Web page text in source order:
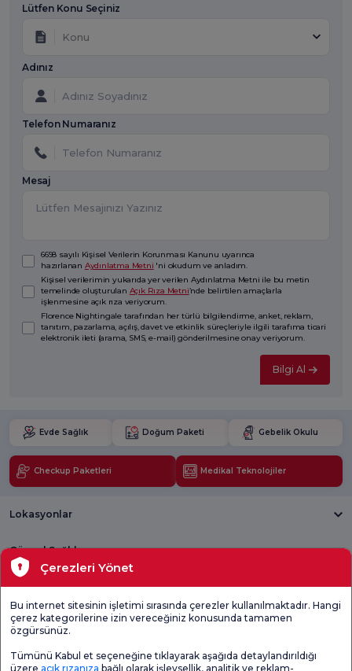
Lütfen Konu Seçiniz
Konu
Adınız
Telefon Numaranız
Mesaj
6698 sayılı Kişisel Verilerin Korunması Kanunu uyarınca
hazırlanan Aydınlatma Metni 'ni okudum ve anladım.
Kişisel verilerimin yukarıda yer verilen Aydınlatma Metni ile bu metin
temelinde oluşturulan Açık Rıza Metni’nde belirtilen amaçlarla
işlenmesine açık rıza veriyorum.
Florence Nightingale tarafından her türlü bilgilendirme, anket, reklam,
tanıtım, pazarlama, açılış, davet ve etkinlik süreçleriyle ilgili tarafıma ticari
elektronik ileti (arama, SMS, e-mail) gönderilmesine onay veriyorum.
Bilgi Al
Evde Sağlık Doğum Paketi Gebelik Okulu
Checkup Paketleri Medikal Teknolojiler
Lokasyonlar
Güncel Sağlık
Tıbbi Birimler
Genel
Çerezleri Yönet
Bu internet sitesinin işletimi sırasında çerezler kullanılmaktadır. Hangi
çerez kategorilerine izin vereceğiniz konusunda tamamen
özgürsünüz.
Tümünü Kabul et seçeneğine tıklayarak aşağıda detaylandırıldığı
üzere açık rızanıza bağlı olarak işlevsellik, analitik ve reklam-